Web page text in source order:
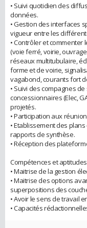
• Suivi quotidien des
données.
• Gestion des interfaces
vigueur entre les
• Contrôler et
(voie ferré, voirie,
réseaux multitubulaire,
forme et de voirie,
vagabond, courants fort
• Suivi des compagnes
concessionnaires (Elec,
projetés.
• Participation aux
• Etablissement des
rapports de synthèse.
• Réception des
Compétences et
• Maitrise de la gestion
• Maitrise des options
superpositions des
• Avoir le sens de travail
• Capacités